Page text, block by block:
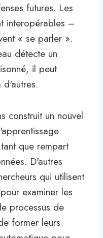
futures. Les
interopérables –
« se parler ».
détecte un
il peut
d'autres.
construit un nouvel
que rempart
D'autres
qui utilisent
examiner les
processus de
former leurs